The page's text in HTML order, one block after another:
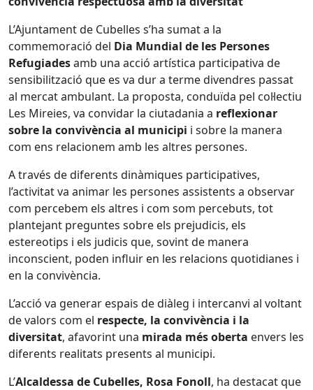
L’Ajuntament de Cubelles s’ha sumat a la
commemoració del Dia Mundial de les Persones
Refugiadesamb una acció artística participativa de
sensibilització que es va dur a terme divendres passat
al mercat ambulant. La proposta, conduïda pel col·lectiu
Les Mireies, va convidar la ciutadania a reflexionar
sobre la convivència al municipi i sobre la manera
com ens relacionem amb les altres persones.
A través de diferents dinàmiques participatives,
l’activitat va animar les persones assistents a observar
com percebem els altres i com som percebuts, tot
plantejant preguntes sobre els prejudicis, els
estereotips i els judicis que, sovint de manera
inconscient, poden influir en les relacions quotidianes i
en la convivència.
L’acció va generar espais de diàleg i intercanvi al voltant
de valors com el respecte, la convivència i la
diversitat, afavorint una mirada més oberta envers les
diferents realitats presents al municipi.
L’Alcaldessa de Cubelles, Rosa Fonoll, ha destacat que